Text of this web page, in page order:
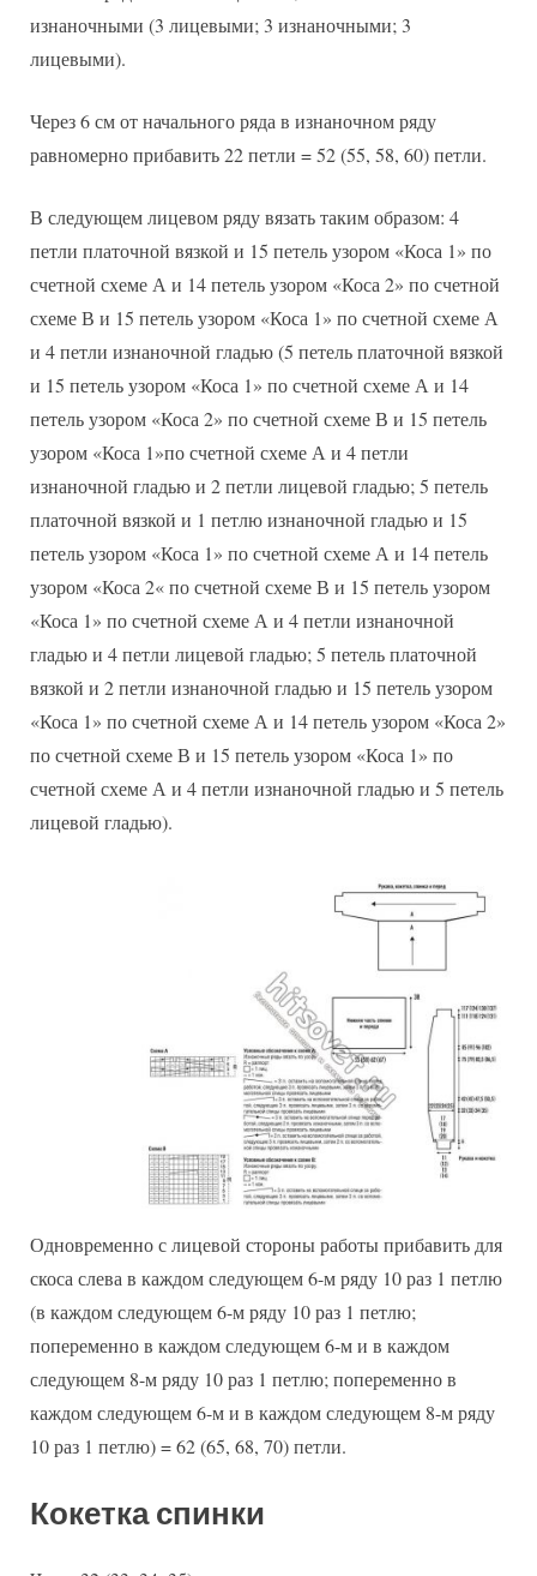
изнаночными (3 лицевыми; 3 изнаночными; 3
лицевыми).
Через 6 см от начального ряда в изнаночном ряду
равномерно прибавить 22 петли = 52 (55, 58, 60) петли.
В следующем лицевом ряду вязать таким образом: 4
петли платочной вязкой и 15 петель узором «Коса 1» по
счетной схеме А и 14 петель узором «Коса 2» по счетной
схеме В и 15 петель узором «Коса 1» по счетной схеме А
и 4 петли изнаночной гладью (5 петель платочной вязкой
и 15 петель узором «Коса 1» по счетной схеме А и 14
петель узором «Коса 2» по счетной схеме В и 15 петель
узором «Коса 1»по счетной схеме А и 4 петли
изнаночной гладью и 2 петли лицевой гладью; 5 петель
платочной вязкой и 1 петлю изнаночной гладью и 15
петель узором «Коса 1» по счетной схеме А и 14 петель
узором «Коса 2« по счетной схеме В и 15 петель узором
«Коса 1» по счетной схеме А и 4 петли изнаночной
гладью и 4 петли лицевой гладью; 5 петель платочной
вязкой и 2 петли изнаночной гладью и 15 петель узором
«Коса 1» по счетной схеме А и 14 петель узором «Коса 2»
по счетной схеме В и 15 петель узором «Коса 1» по
счетной схеме А и 4 петли изнаночной гладью и 5 петель
лицевой гладью).
Одновременно с лицевой стороны работы прибавить для
скоса слева в каждом следующем 6-м ряду 10 раз 1 петлю
(в каждом следующем 6-м ряду 10 раз 1 петлю;
попеременно в каждом следующем 6-м и в каждом
следующем 8-м ряду 10 раз 1 петлю; попеременно в
каждом следующем 6-м и в каждом следующем 8-м ряду
10 раз 1 петлю) = 62 (65, 68, 70) петли.
Кокетка спинки